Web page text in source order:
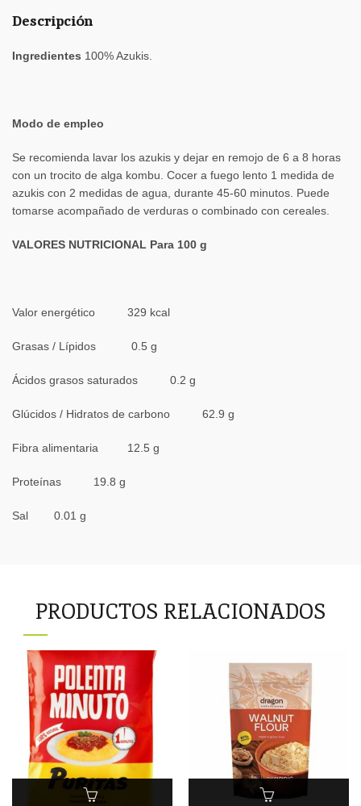
Descripción
Ingredientes 100% Azukis.
Modo de empleo
Se recomienda lavar los azukis y dejar en remojo de 6 a 8 horas
con un trocito de alga kombu. Cocer a fuego lento 1 medida de
azukis con 2 medidas de agua, durante 45-60 minutos. Puede
tomarse acompañado de verduras o combinado con cereales.
VALORES NUTRICIONAL Para 100 g
Valor energético 329 kcal
Grasas / Lípidos 0.5 g
Ácidos grasos saturados 0.2 g
Glúcidos / Hidratos de carbono 62.9 g
Fibra alimentaria 12.5 g
Proteínas 19.8 g
Sal 0.01 g
PRODUCTOS RELACIONADOS